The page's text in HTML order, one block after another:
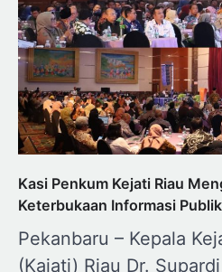
Kasi Penkum Kejati Riau
Keterbukaan Informasi
Pekanbaru – Kepala
(Kajati) Riau Dr.